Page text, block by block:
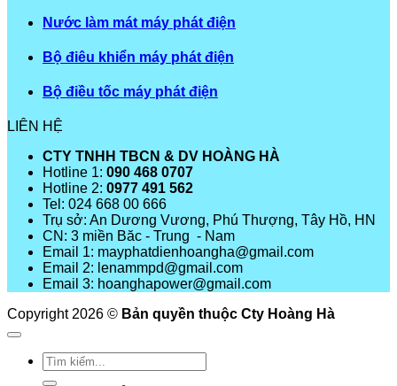
Nước làm mát máy phát điện
Bộ điêu khiển máy phát điện
Bộ điều tốc máy phát điện
LIÊN HỆ
CTY TNHH TBCN & DV HOÀNG HÀ
Hotline 1: 090 468 0707
Hotline 2: 0977 491 562
Tel: 024 668 00 666
Trụ sở: An Dương Vương, Phú Thượng, Tây Hồ, HN
CN: 3 miền Băc - Trung - Nam
Email 1: mayphatdienhoangha@gmail.com
Email 2: lenammpd@gmail.com
Email 3: hoanghapower@gmail.com
Copyright 2026 © Bản quyền thuộc Cty Hoàng Hà
Tìm
kiếm: